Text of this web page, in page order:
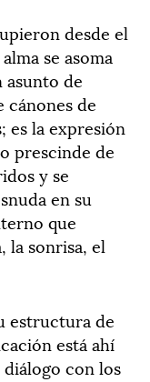
desde el
se asoma
de
de
es la expresión
prescinde de
y se
en su
que
la sonrisa, el
estructura de
está ahí
diálogo con los